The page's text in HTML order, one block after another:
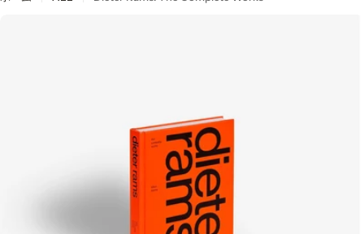
プ
ディア 0 をモーダルで開く